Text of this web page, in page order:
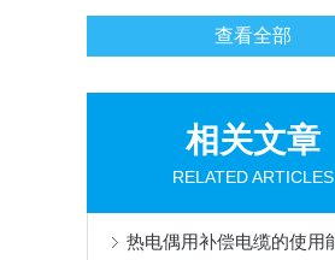
查看全部
相关文章
RELATED ARTICLES